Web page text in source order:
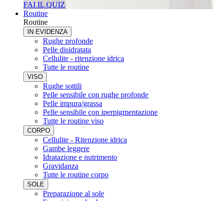
FAI IL QUIZ
Routine
Routine
IN EVIDENZA
Rughe profonde
Pelle disidratata
Cellulite - ritenzione idrica
Tutte le routine
VISO
Rughe sottili
Pelle sensibile con rughe profonde
Pelle impura/grassa
Pelle sensibile con iperpigmentazione
Tutte le routine viso
CORPO
Cellulite - Ritenzione idrica
Gambe leggere
Idratazione e nutrimento
Gravidanza
Tutte le routine corpo
SOLE
Preparazione al sole